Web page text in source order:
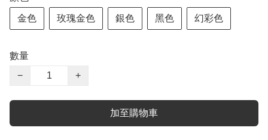
金色 玫瑰金色 銀色 黑色 幻彩色
數量
−
+
加至購物車